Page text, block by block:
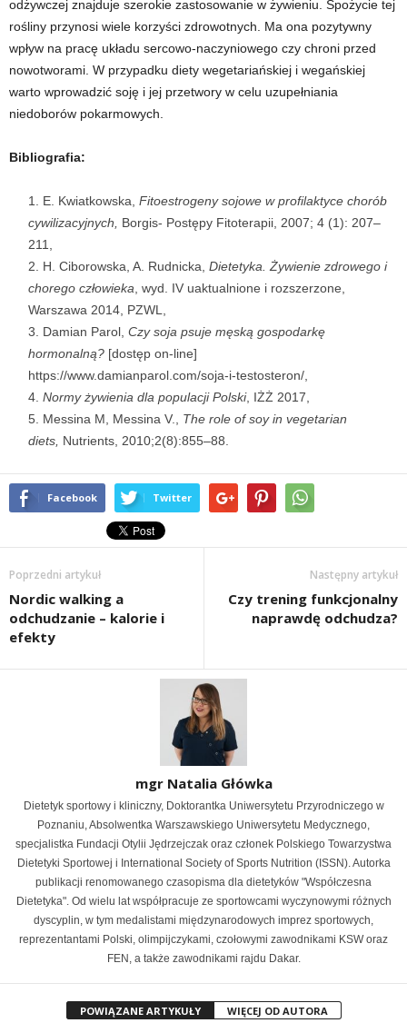
odżywczej znajduje szerokie zastosowanie w żywieniu. Spożycie tej
rośliny przynosi wiele korzyści zdrowotnych. Ma ona pozytywny
wpływ na pracę układu sercowo-naczyniowego czy chroni przed
nowotworami. W przypadku diety wegetariańskiej i wegańskiej
warto wprowadzić soję i jej przetwory w celu uzupełniania
niedoborów pokarmowych.
Bibliografia:
E. Kwiatkowska, Fitoestrogeny sojowe w profilaktyce chorób
cywilizacyjnych,
Borgis- Postępy Fitoterapii, 2007; 4 (1): 207–
211,
H. Ciborowska, A. Rudnicka, Dietetyka. Żywienie zdrowego i
chorego człowieka , wyd. IV uaktualnione i rozszerzone,
Warszawa 2014, PZWL,
Damian Parol, Czy soja psuje męską gospodarkę
hormonalną? [dostęp on-line]
https://www.damianparol.com/soja-i-testosteron/,
Normy żywienia dla populacji Polski, IŻŻ 2017,
Messina M, Messina V., The role of soy in vegetarian
diets, Nutrients, 2010;2(8):855–88.
Facebook Twitter
Poprzedni artykuł
Nordic walking a
odchudzanie – kalorie i
efekty
Następny artykuł
Czy trening funkcjonalny
naprawdę odchudza?
mgr Natalia Główka
Dietetyk sportowy i kliniczny, Doktorantka Uniwersytetu Przyrodniczego w
Poznaniu, Absolwentka Warszawskiego Uniwersytetu Medycznego,
specjalistka Fundacji Otylii Jędrzejczak oraz członek Polskiego Towarzystwa
Dietetyki Sportowej i International Society of Sports Nutrition (ISSN). Autorka
publikacji renomowanego czasopisma dla dietetyków "Współczesna
Dietetyka". Od wielu lat współpracuje ze sportowcami wyczynowymi różnych
dyscyplin, w tym medalistami międzynarodowych imprez sportowych,
reprezentantami Polski, olimpijczykami, czołowymi zawodnikami KSW oraz
FEN, a także zawodnikami rajdu Dakar.
POWIĄZANE ARTYKUŁY WIĘCEJ OD AUTORA